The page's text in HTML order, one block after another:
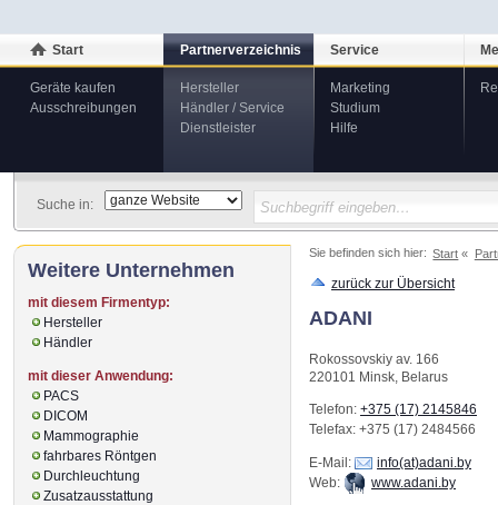
Start
Geräte kaufen
Ausschreibungen
Partnerverzeichnis
Hersteller
Händler / Service
Dienstleister
Service
Marketing
Studium
Hilfe
Suche in:
Sie befinden sich hier: Start
zurück zur Übersicht
ADANI
Rokossovskiy av. 166
220101 Minsk, Belarus
Telefon: +375 (17) 2145846
Telefax: +375 (17) 2484566
E-Mail:
info(at)adani.by
Web:
www.adani.by
Weitere Unternehmen
mit diesem Firmentyp:
Hersteller
Händler
mit dieser Anwendung:
PACS
DICOM
Mammographie
fahrbares Röntgen
Durchleuchtung
Zusatzausstattung